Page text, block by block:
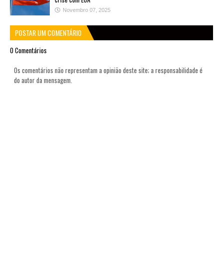
Novembro 07, 2025
POSTAR UM COMENTÁRIO
0 Comentários
Os comentários não representam a opinião deste site; a responsabilidade é
do autor da mensagem.